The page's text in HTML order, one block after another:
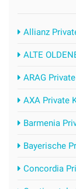
Allianz
ALTE
ARAG
AXA Private
Barmenia
Bayerische
Concordia